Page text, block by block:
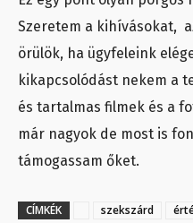
Szeretem a kihívásokat,
örülök, ha ügyfeleink
kikapcsolódást nekem a
és tartalmas filmek és a
már nagyok de most is
támogassam őket.
CÍMKÉK szekszárd